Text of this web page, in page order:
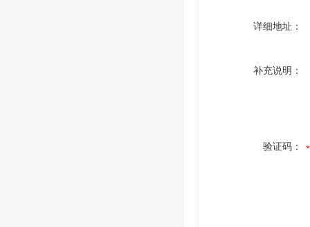
详细地址：
补充说明：
验证码：